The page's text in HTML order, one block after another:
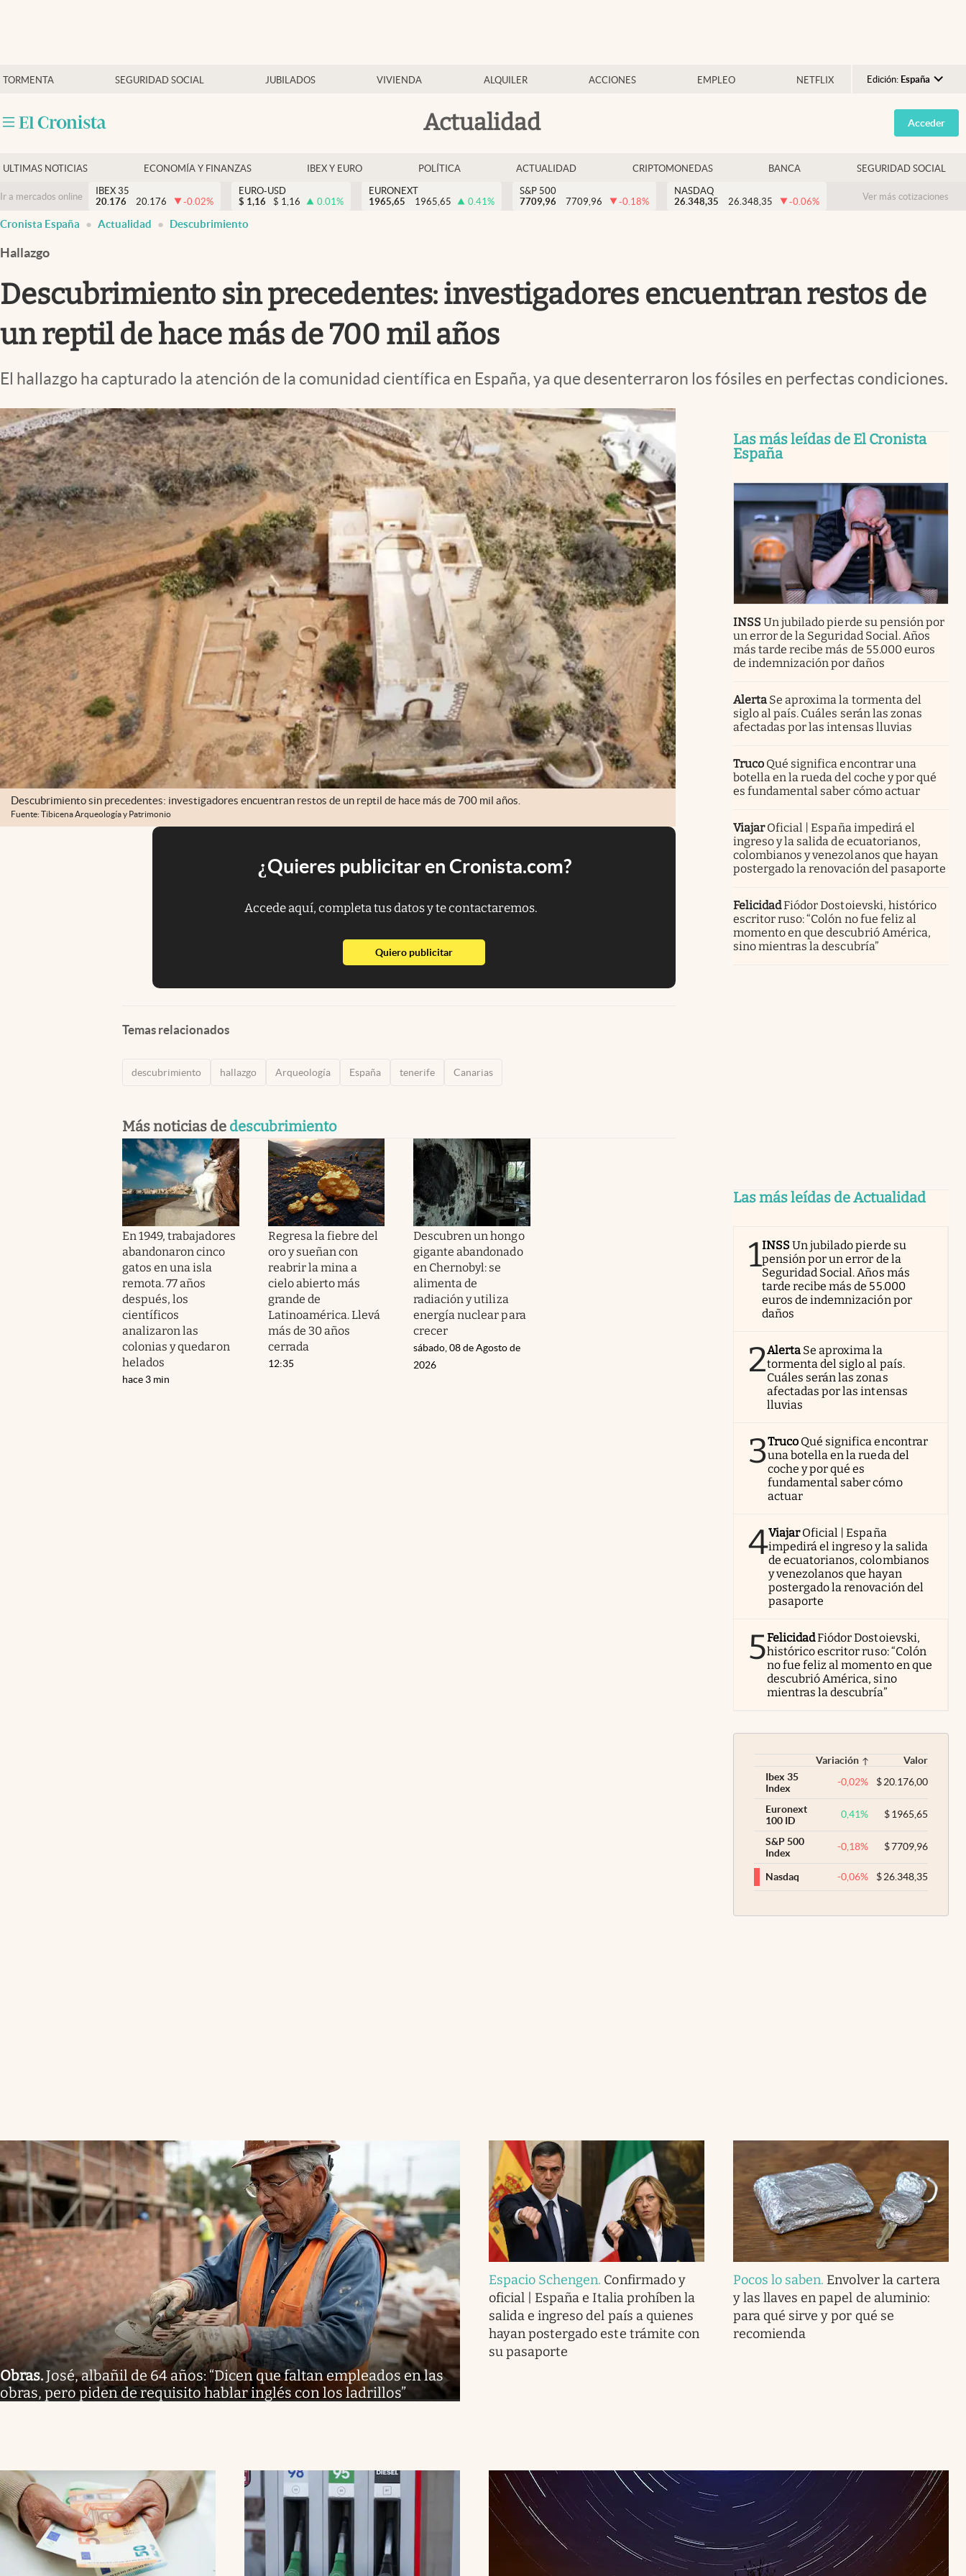
TORMENTA SEGURIDAD SOCIAL JUBILADOS VIVIENDA ALQUILER ACCIONES EMPLEO NETFLIX Edición: España
Argentina
España
USA
Colombia
Actualidad
Economía y finanzas
Criptomonedas
Acceder
ULTIMAS NOTICIAS ECONOMÍA Y FINANZAS IBEX Y EURO POLÍTICA ACTUALIDAD CRIPTOMONEDAS BANCA SEGURIDAD SOCIAL
Ir a mercados online
IBEX 35
20.176
20.176 -0.02%
EURO-USD
$ 1,16 $ 1,16 0.01%
EURONEXT
1965,65
1965,65 0.41%
S&P 500
7709,96
7709,96 -0.18%
NASDAQ
26.348,35
26.348,35 -0.06% Ver más cotizaciones
Cronista España Actualidad Descubrimiento
Hallazgo
Descubrimiento sin precedentes: investigadores encuentran restos de
un reptil de hace más de 700 mil años
El hallazgo ha capturado la atención de la comunidad científica en España, ya que desenterraron los fósiles en perfectas condiciones.
Descubrimiento sin precedentes: investigadores encuentran restos de un reptil de hace más de 700 mil años.
Fuente: Tibicena Arqueología y Patrimonio
¿Quieres publicitar en Cronista.com?
Accede aquí, completa tus datos y te contactaremos.
Quiero publicitarabre en nueva pestaña
Temas relacionados
descubrimiento hallazgo Arqueología España tenerife Canarias
Más noticias de descubrimiento
En 1949, trabajadores
abandonaron cinco
gatos en una isla
remota. 77 años
después, los
científicos
analizaron las
colonias y quedaron
helados
hace 3 min
Regresa la fiebre del
oro y sueñan con
reabrir la mina a
cielo abierto más
grande de
Latinoamérica. Llevá
más de 30 años
cerrada
12:35
Descubren un hongo
gigante abandonado
en Chernobyl: se
alimenta de
radiación y utiliza
energía nuclear para
crecer
sábado, 08 de Agosto de
2026
Las más leídas de El Cronista
España
INSSUn jubilado pierde su pensión por
un error de la Seguridad Social. Años
más tarde recibe más de 55.000 euros
de indemnización por daños
Alerta Se aproxima la tormenta del
siglo al país. Cuáles serán las zonas
afectadas por las intensas lluvias
Truco Qué significa encontrar una
botella en la rueda del coche y por qué
es fundamental saber cómo actuar
Viajar Oficial | España impedirá el
ingreso y la salida de ecuatorianos,
colombianos y venezolanos que hayan
postergado la renovación del pasaporte
FelicidadFiódor Dostoievski, histórico
escritor ruso: “Colón no fue feliz al
momento en que descubrió América,
sino mientras la descubría”
Las más leídas de Actualidad
1INSSUn jubilado pierde su
pensión por un error de la
Seguridad Social. Años más
tarde recibe más de 55.000
euros de indemnización por
daños
2Alerta Se aproxima la
tormenta del siglo al país.
Cuáles serán las zonas
afectadas por las intensas
lluvias
3Truco Qué significa encontrar
una botella en la rueda del
coche y por qué es
fundamental saber cómo
actuar
4Viajar Oficial | España
impedirá el ingreso y la salida
de ecuatorianos, colombianos
y venezolanos que hayan
postergado la renovación del
pasaporte
5FelicidadFiódor Dostoievski,
histórico escritor ruso: “Colón
no fue feliz al momento en que
descubrió América, sino
mientras la descubría”
Variación
Valor
Ibex 35
Index
-0,02% $20.176,00
Euronext
100 ID
0,41% $1965,65
S&P 500
Index
-0,18% $7709,96
Nasdaq -0,06% $26.348,35
Obras.José, albañil de 64 años: “Dicen que faltan empleados en las
obras, pero piden de requisito hablar inglés con los ladrillos”
Espacio Schengen. Confirmado y
oficial | España e Italia prohíben la
salida e ingreso del país a quienes
hayan postergado este trámite con
su pasaporte
Pocos lo saben. Envolver la cartera
y las llaves en papel de aluminio:
para qué sirve y por qué se
recomienda